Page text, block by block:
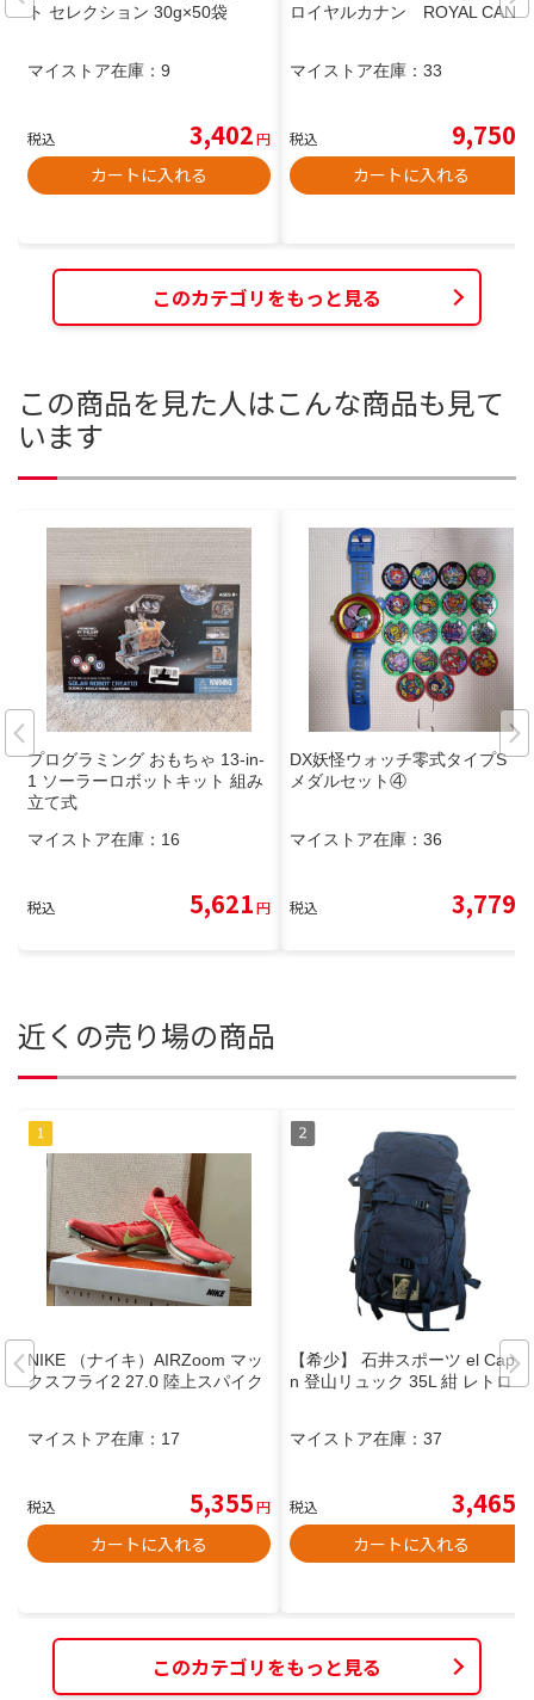
ト セレクション 30g×50袋
マイストア在庫： 9
税込 3,402円
カートに入れる
ロイヤルカナン ROYAL CANIN
マイストア在庫： 33
税込 9,750
カートに入れる
このカテゴリをもっと見る
この商品を見た人はこんな商品も見て
います
プログラミング おもちゃ 13-in-
1 ソーラーロボットキット 組み
立て式
マイストア在庫： 16
税込 5,621円
DX妖怪ウォッチ零式タイプS
メダルセット④
マイストア在庫： 36
税込 3,779
近くの売り場の商品
NIKE （ナイキ）AIRZoom マッ
クスフライ2 27.0 陸上スパイク
マイストア在庫： 17
税込 5,355円
カートに入れる
【希少】 石井スポーツ el Capita
n 登山リュック 35L 紺 レトロ
マイストア在庫： 37
税込 3,465
カートに入れる
このカテゴリをもっと見る